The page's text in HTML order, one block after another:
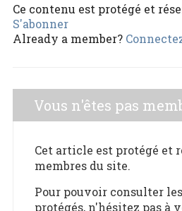
Ce contenu est protégé et
S'abonner
Already a member?
Vous n'êtes pas
Cet article est protégé et
membres du site.
Pour pouvoir consulter
protégés, n'hésitez pas à